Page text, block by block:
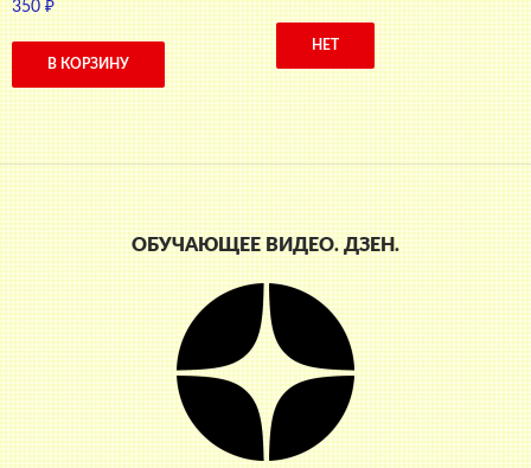
350₽
В КОРЗИНУ
НЕТ
ОБУЧАЮЩЕЕ ВИДЕО. ДЗЕН.